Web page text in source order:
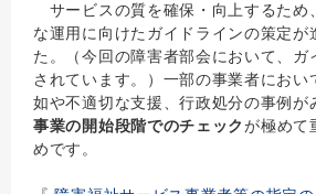
サービスの質を確保・向上するため
な運用に向けたガイドラインの策定が
た。（今回の障害者部会において、ガ
されています。）一部の事業者におい
如や不適切な支援、行政処分の事例が
事業の開始段階でのチェックが極めて
めです。